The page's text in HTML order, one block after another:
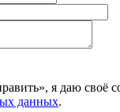
я даю своё
данных.